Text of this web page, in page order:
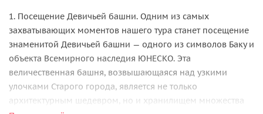
1. Посещение Девичьей башни. Одним из самых
захватывающих моментов нашего тура станет посещение
знаменитой Девичьей башни — одного из символов Баку и
объекта Всемирного наследия ЮНЕСКО. Эта
величественная башня, возвышающаяся над узкими
улочками Старого города, является не только
архитектурным шедевром, но и хранилищем множества